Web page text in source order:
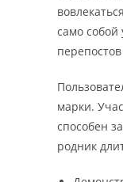
само собой
марки.
способен
родник